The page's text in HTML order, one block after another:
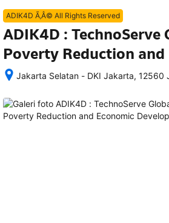
ADIK4D Ã‚Â© All Rights Reserved
ADIK4D :
Poverty Reduction
Jakarta Selatan - DKI Jakarta, 12560
memesan,
semua
rincian